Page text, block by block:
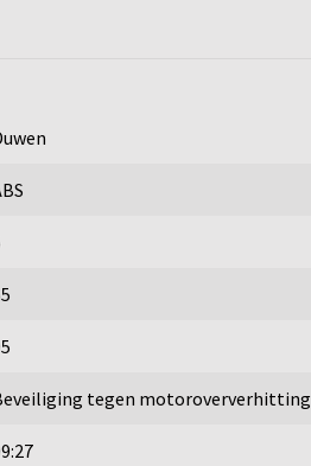
tegen motoroververhitting